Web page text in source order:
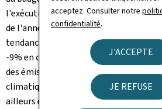
acceptez. Consulter notre
confidentialité.
J'ACCEPTE
JE REFUSE
l'exécution s'élevait à 82,3% du
de l'année précédente. Le diesel
tendance décroissante au niveau des
-9% en comparaison annuelle,
des émissions de CO2 en ligne avec les
climatiques du gouvernement. La
ailleurs été renforcée par les remises